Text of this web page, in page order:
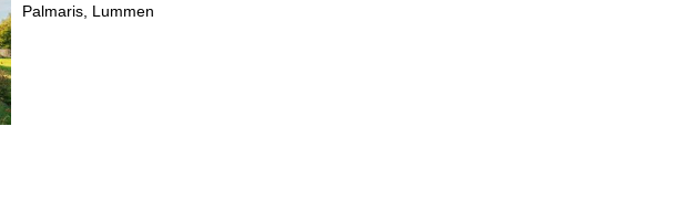
Palmaris, Lummen